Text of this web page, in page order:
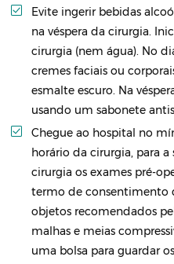
Evite ingerir bebidas
na véspera da cirurgia.
cirurgia (nem água). No
cremes faciais ou
esmalte escuro. Na
usando um sabonete
Chegue ao hospital no
horário da cirurgia, para
cirurgia os exames pré-
termo de consentimento
objetos recomendados
malhas e meias
uma bolsa para guardar